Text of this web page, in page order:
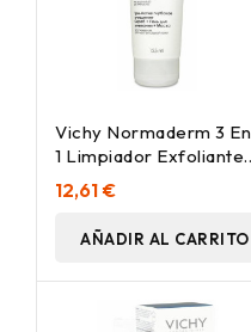
Vichy Normaderm 3 En
1 Limpiador Exfoliante
Mascarilla 125Ml
12,61 €
AÑADIR AL CARRITO